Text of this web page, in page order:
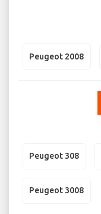
Peugeot 2008
Peugeot 308
Peugeot 3008